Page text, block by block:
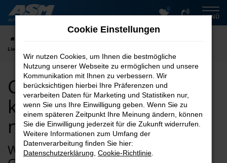
Zum
Hauptinhalt
0
MENÜ
Lieferservice nach Helmstedt
Clever Gebrauchtwagen
kaufen mit Lieferservice
nach Helmstedt
Wie wäre es mit einem Clever
Cookie Einstellungen
Wir nutzen Cookies, um Ihnen die bestmögliche
Nutzung unserer Webseite zu ermöglichen und unsere
Kommunikation mit Ihnen zu verbessern. Wir
berücksichtigen hierbei Ihre Präferenzen und
verarbeiten Daten für Marketing und Statistiken nur,
wenn Sie uns Ihre Einwilligung geben. Wenn Sie zu
einem späteren Zeitpunkt Ihre Meinung ändern, können
Sie die Einwilligung jederzeit für die Zukunft widerrufen.
Weitere Informationen zum Umfang der
Datenverarbeitung finden Sie hier:
Datenschutzerklärung Cookie-Richtlinie